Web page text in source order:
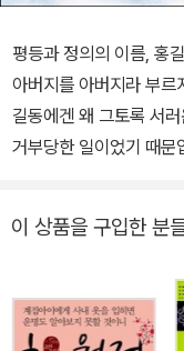
평등과 정의의 이름, 홍
아버지를 아버지라 부르
길동에겐 왜 그토록 서
거부당한 일이었기 때문
롱하고, 꿈꾸던 이상 세
시공을 뛰어넘어 민중의
게 홍길동이라는 이름
이 상품을 구입한 분